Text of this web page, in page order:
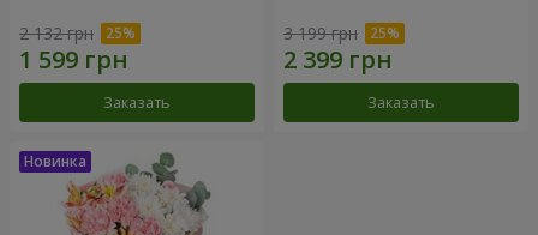
2 132 грн
Заказать
3 199 грн
Заказать